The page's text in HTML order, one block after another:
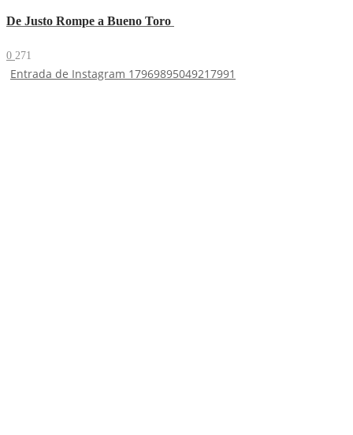
De Justo Rompe a Bueno Toro
0 271
Entrada de Instagram 17969895049217991